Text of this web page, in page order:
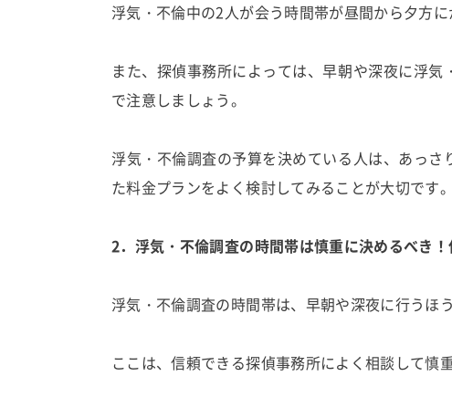
浮気・不倫中の2人が会う時間帯が昼間から夕方
また、探偵事務所によっては、早朝や深夜に浮
で注意しましょう。
浮気・不倫調査の予算を決めている人は、あっ
た料金プランをよく検討してみることが大切です。
2．浮気・不倫調査の時間帯は慎重に決めるべき
浮気・不倫調査の時間帯は、早朝や深夜に行うほ
ここは、信頼できる探偵事務所によく相談して慎